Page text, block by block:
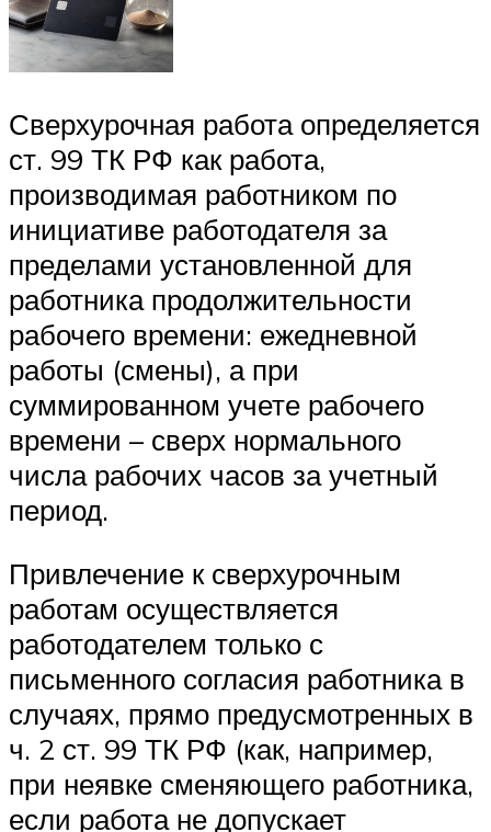
Сверхурочная работа определяется
ст. 99 ТК РФ как работа,
производимая работником по
инициативе работодателя за
пределами установленной для
работника продолжительности
рабочего времени: ежедневной
работы (смены), а при
суммированном учете рабочего
времени – сверх нормального
числа рабочих часов за учетный
период.
Привлечение к сверхурочным
работам осуществляется
работодателем только с
письменного согласия работника в
случаях, прямо предусмотренных в
ч. 2 ст. 99 ТК РФ (как, например,
при неявке сменяющего работника,
если работа не допускает